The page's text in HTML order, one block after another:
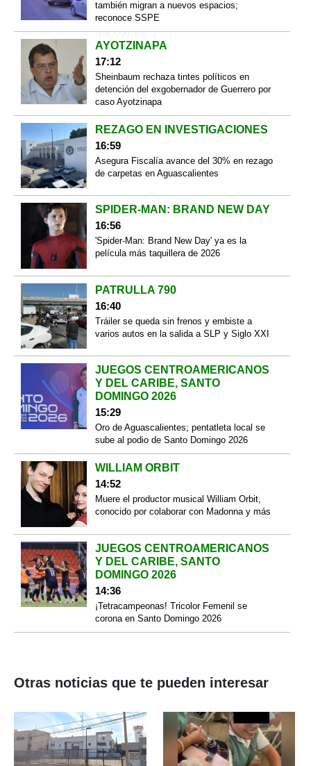
también migran a nuevos espacios;
reconoce SSPE
AYOTZINAPA
17:12
Sheinbaum rechaza tintes políticos en
detención del exgobernador de Guerrero por
caso Ayotzinapa
REZAGO EN INVESTIGACIONES
16:59
Asegura Fiscalía avance del 30% en rezago
de carpetas en Aguascalientes
SPIDER-MAN: BRAND NEW DAY
16:56
'Spider-Man: Brand New Day' ya es la
película más taquillera de 2026
PATRULLA 790
16:40
Tráiler se queda sin frenos y embiste a
varios autos en la salida a SLP y Siglo XXI
JUEGOS CENTROAMERICANOS
Y DEL CARIBE, SANTO
DOMINGO 2026
15:29
Oro de Aguascalientes; pentatleta local se
sube al podio de Santo Domingo 2026
WILLIAM ORBIT
14:52
Muere el productor musical William Orbit,
conocido por colaborar con Madonna y más
JUEGOS CENTROAMERICANOS
Y DEL CARIBE, SANTO
DOMINGO 2026
14:36
¡Tetracampeonas! Tricolor Femenil se
corona en Santo Domingo 2026
Otras noticias que te pueden interesar